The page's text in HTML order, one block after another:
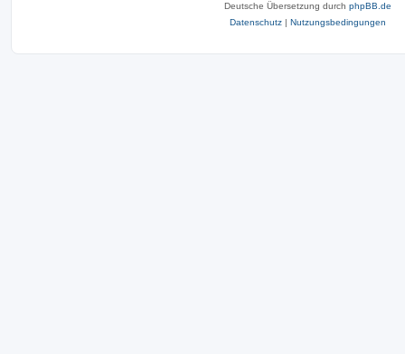
Deutsche Übersetzung durch phpBB.de
Datenschutz | Nutzungsbedingungen